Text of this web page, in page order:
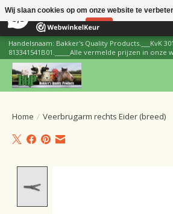
206 Reviews
Handelsnaam: Bakker's Quality Products.___KvK
813341541B01._____Alle vermelde prijzen in onze
Home / Veerbrugarm rechts Eider (breed)
Wij slaan cookies op om onze website te
Nee